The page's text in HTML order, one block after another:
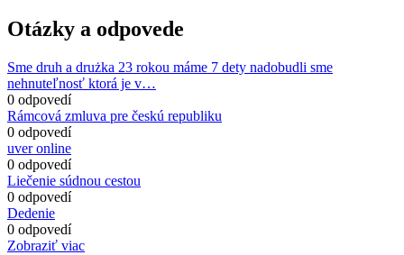
Otázky a odpovede
Sme druh a drużka 23 rokou máme 7 dety nadobudli sme
nehnuteľnosť ktorá je v…
0 odpovedí
Rámcová zmluva pre českú republiku
0 odpovedí
uver online
0 odpovedí
Liečenie súdnou cestou
0 odpovedí
Dedenie
0 odpovedí
Zobraziť viac